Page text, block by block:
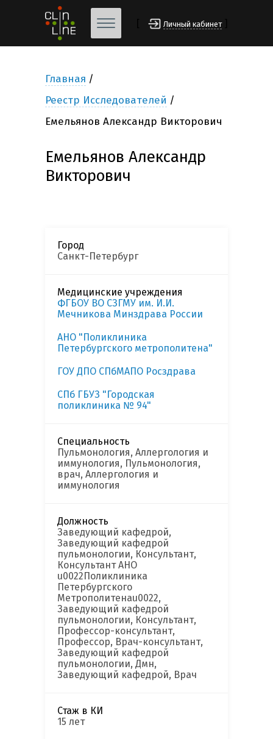
Личный кабинет
Главная
Реестр Исследователей
Емельянов Александр Викторович
Емельянов Александр
Викторович
Город
Санкт-Петербург
Медицинские учреждения
ФГБОУ ВО СЗГМУ им. И.И.
Мечникова Минздрава России
АНО "Поликлиника
Петербургского метрополитена"
ГОУ ДПО СПбМАПО Росздрава
СПб ГБУЗ "Городская
поликлиника № 94"
Специальность
Пульмонология, Аллергология и
иммунология, Пульмонология,
врач, Аллергология и
иммунология
Должность
Заведующий кафедрой,
Заведующий кафедрой
пульмонологии, Консультант,
Консультант АНО
u0022Поликлиника
Петербургского
Метрополитенаu0022,
Заведующий кафедрой
пульмонологии, Консультант,
Профессор-консультант,
Профессор, Врач-консультант,
Заведующий кафедрой
пульмонологии, Дмн,
Заведующий кафедрой, Врач
Стаж в КИ
15 лет